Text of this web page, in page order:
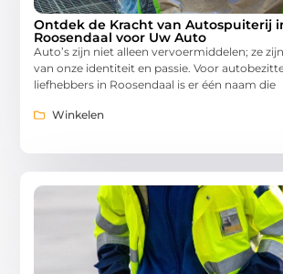
Ontdek de Kracht van Autospuiterij
Roosendaal voor Uw Auto
Auto’s zijn niet alleen vervoermiddelen; ze
van onze identiteit en passie. Voor
liefhebbers in Roosendaal is er één naam die
Winkelen